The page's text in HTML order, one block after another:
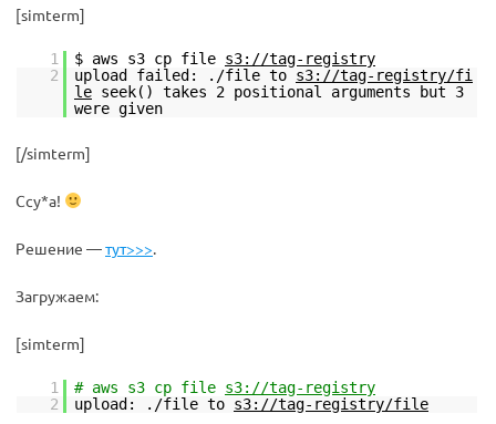
[simterm]
1 $ aws s3 cp file s3://tag-registry
2
upload failed: ./file to s3://tag-registry/fi
le seek() takes 2 positional arguments but 3
were given
[/simterm]
Ссу*а!
Решение —тут>>>.
Загружаем:
[simterm]
1 # aws s3 cp file s3://tag-registry
2
upload: ./file to s3://tag-registry/file